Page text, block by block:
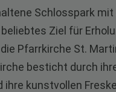
Schlosspark
Ziel für
Pfarrkirche St.
besticht durch
ihre kunstvollen